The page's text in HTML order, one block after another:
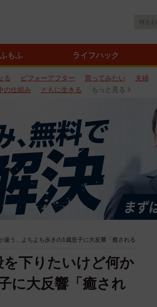
もふ ライフハック
る ビフォーアフター 買ってみたい 夫婦
の仕組み ともに生きる もっと見る
違う…よちよち歩きの1歳息子に大反響「癒される
を下りたいけど何か
に大反響「癒され